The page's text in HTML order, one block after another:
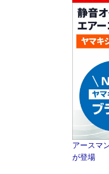
アースマ
が登場